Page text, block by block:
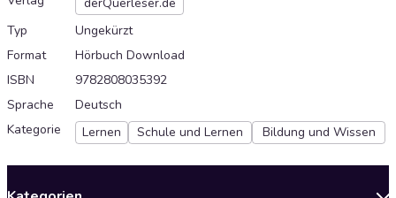
Typ
Ungekürzt
Format
Hörbuch Download
ISBN
9782808035392
Sprache
Deutsch
Kategorie
Lernen Schule und Lernen Bildung und Wissen